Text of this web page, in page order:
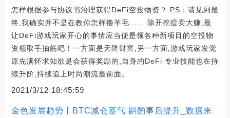
怎样根据参与协议书治理获得DeFi空投物资？ PS：请见到最
终,我确实并不是在教你怎样撸羊毛…… 除开挖提卖大赚,最
让DeFi游戏玩家开心的事情应当便是领各种新项目的空投物
资领取手抽筋吧！一方面是天降财富,另一方面,游戏玩家发觉
原先满怀求知欲是会获得奖励的,自身的DeFi 专业技能也在持
续升阶,持续追上时尚潮流最前面。
2021/3/12 18:45:59
金色发展趋势丨BTC减仓蓄气 斟酌事后提升_数据来